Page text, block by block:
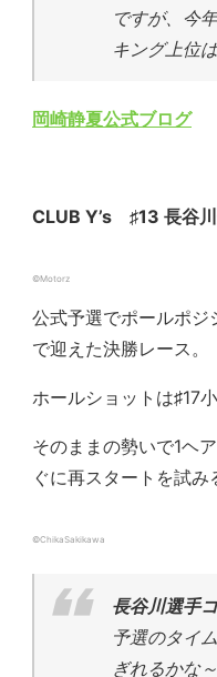
ですが、今
キング上位
岡崎静夏公式ブログ
CLUB Y’s ♯13 長谷
©Motorz
公式予選でポールポジ
で迎えた決勝レース。
ホールショットは♯17
そのままの勢いで1ヘ
ぐに再スタートを試み
©ChikaSakikawa
長谷川選手
予選のタイ
ぎれるかな